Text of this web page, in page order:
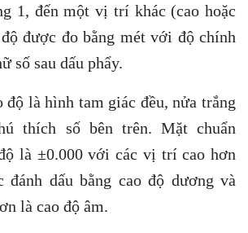
1, đến một vị trí khác (cao hoặc
được đo bằng mét với độ chính
số sau dấu phẩy.
độ là hình tam giác đều, nửa trắng
thích số bên trên. Mặt chuẩn
là ±0.000 với các vị trí cao hơn
đánh dấu bằng cao độ dương và
là cao độ âm.